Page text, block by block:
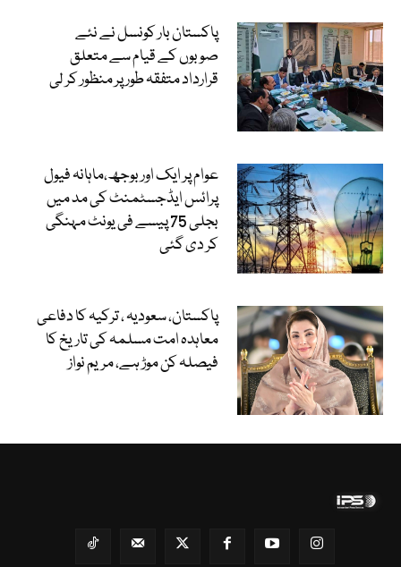
پاکستان بار کونسل نے نئے
صوبوں کے قیام سے متعلق
قرارداد متفقہ طور پر منظور کر لی
عوام پر ایک اور بوجھ،ماہانہ فیول
پرائس ایڈجسٹمنٹ کی مد میں
بجلی 75 پیسے فی یونٹ مہنگی
کر دی گئی
پاکستان، سعودیہ ، ترکیہ کا دفاعی
معاہدہ امت مسلمہ کی تاریخ کا
فیصلہ کن موڑ ہے، مریم نواز